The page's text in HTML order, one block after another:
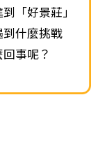
「好景莊」
什麼挑戰
事呢？